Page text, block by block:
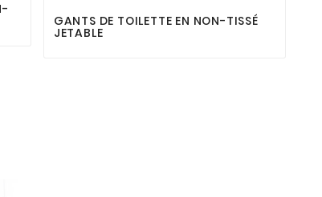
GANTS DE TOILETTE EN NON-TISSÉ
JETABLE